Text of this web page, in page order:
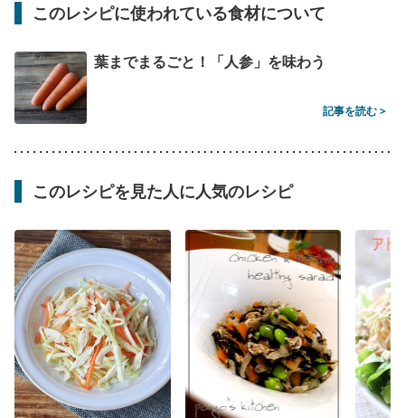
このレシピに使われている食材について
葉までまるごと！「人参」を味わう
記事を読む >
このレシピを見た人に人気のレシピ